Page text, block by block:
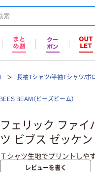
長袖Tシャツ/半袖Tシャツ/ポ
BEES BEAM（ビーズビーム）
フェリック ファイ
ツ ビブス ゼッケン
Ｔシャツ生地でプリントしや
レビューを書く